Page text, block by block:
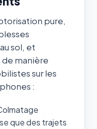
pure,
sol, et
manière
sur les
:
que des trajets